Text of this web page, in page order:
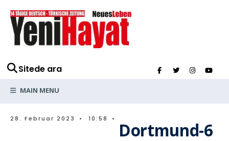
Sitede ara
MAIN MENU
28. Februar 2023 • 10:58 •
Dortmund-6